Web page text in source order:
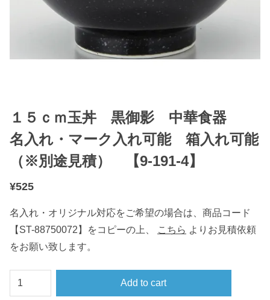
１５ｃｍ玉丼 黒御影 中華食器
名入れ・マーク入れ可能 箱入れ可能
（※別途見積） 【9-191-4】
¥525
名入れ・オリジナル対応をご希望の場合は、商品コード
【ST-88750072】をコピーの上、
こちら よりお見積依頼
をお願い致します。
１
５
Add to cart